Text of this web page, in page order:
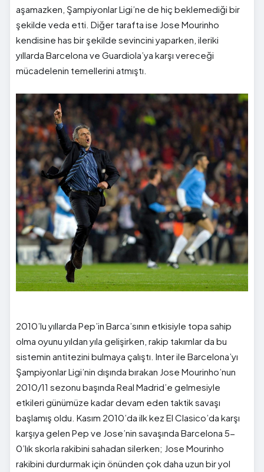
aşamazken, Şampiyonlar Ligi’ne de hiç beklemediği bir
şekilde veda etti. Diğer tarafta ise Jose Mourinho
kendisine has bir şekilde sevincini yaparken, ileriki
yıllarda Barcelona ve Guardiola’ya karşı vereceği
mücadelenin temellerini atmıştı.
2010’lu yıllarda Pep’in Barca’sının etkisiyle topa sahip
olma oyunu yıldan yıla gelişirken, rakip takımlar da bu
sistemin antitezini bulmaya çalıştı. Inter ile Barcelona’yı
Şampiyonlar Ligi’nin dışında bırakan Jose Mourinho’nun
2010/11 sezonu başında Real Madrid’e gelmesiyle
etkileri günümüze kadar devam eden taktik savaşı
başlamış oldu. Kasım 2010’da ilk kez El Clasico’da karşı
karşıya gelen Pep ve Jose’nin savaşında Barcelona 5-
0’lık skorla rakibini sahadan silerken; Jose Mourinho
rakibini durdurmak için önünden çok daha uzun bir yol